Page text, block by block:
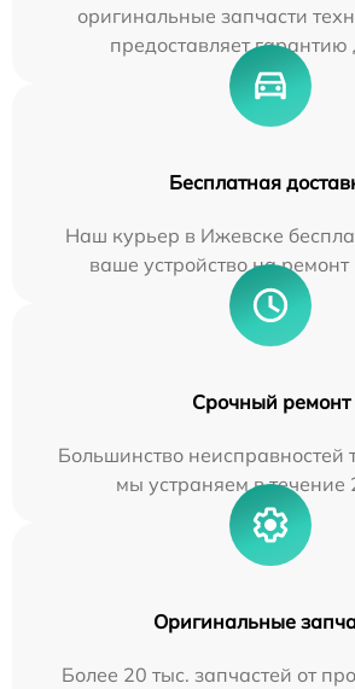
оригинальные запчасти
предоставляет гарантию
Бесплатная
Наш курьер в Ижевске
ваше устройство на ремонт
Срочный ремонт
Большинство неисправностей
мы устраняем в течение
Оригинальные
Более 20 тыс. запчастей от